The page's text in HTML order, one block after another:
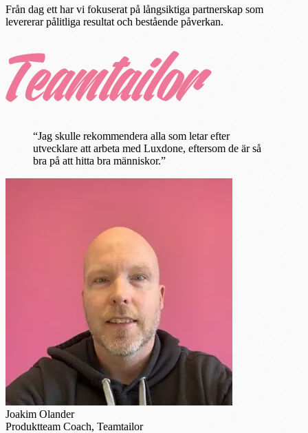
Från dag ett har vi fokuserat på långsiktiga partnerskap som
levererar pålitliga resultat och bestående påverkan.
“Jag skulle rekommendera alla som letar efter
utvecklare att arbeta med Luxdone, eftersom de är så
bra på att hitta bra människor.”
Joakim Olander
Produktteam Coach, Teamtailor